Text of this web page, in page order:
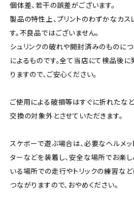
個体差、若干の誤差がございます。
製品の特性上、プリントのわずかなカ
す。不良品ではございません。
シュリンクの破れや開封済みのものにつ
によるものです。全て当店にて検品後
りますので、ご安心ください。
ご使用による破損等はすぐに折れたな
交換の対象外とさせていただきます。
スケボーで遊ぶ場合は、必要なヘルメッ
ターなどを装着し、安全な場所でお楽し
いる場所での走行やトリックの練習な
つながりますので、おやめください。